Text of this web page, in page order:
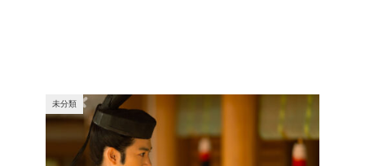
未分類